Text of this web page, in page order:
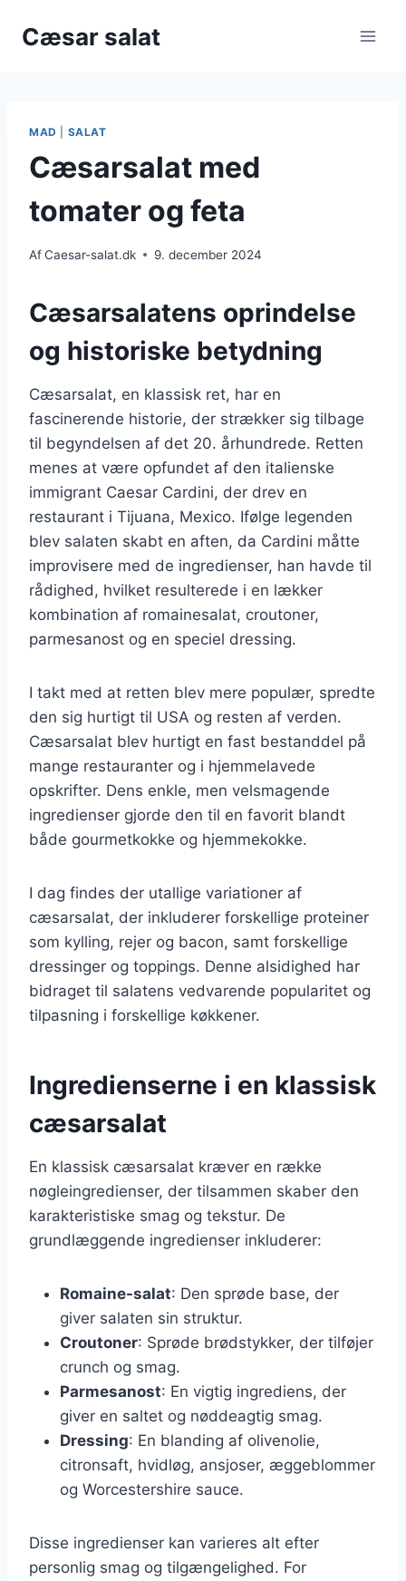
Cæsar salat
MAD SALAT
Cæsarsalat med
tomater og feta
AfCaesar-salat.dk 9. december 2024
Cæsarsalatens oprindelse
og historiske betydning
Cæsarsalat, en klassisk ret, har en
fascinerende historie, der strækker sig tilbage
til begyndelsen af det 20. århundrede. Retten
menes at være opfundet af den italienske
immigrant Caesar Cardini, der drev en
restaurant i Tijuana, Mexico. Ifølge legenden
blev salaten skabt en aften, da Cardini måtte
improvisere med de ingredienser, han havde til
rådighed, hvilket resulterede i en lækker
kombination af romainesalat, croutoner,
parmesanost og en speciel dressing.
I takt med at retten blev mere populær, spredte
den sig hurtigt til USA og resten af verden.
Cæsarsalat blev hurtigt en fast bestanddel på
mange restauranter og i hjemmelavede
opskrifter. Dens enkle, men velsmagende
ingredienser gjorde den til en favorit blandt
både gourmetkokke og hjemmekokke.
I dag findes der utallige variationer af
cæsarsalat, der inkluderer forskellige proteiner
som kylling, rejer og bacon, samt forskellige
dressinger og toppings. Denne alsidighed har
bidraget til salatens vedvarende popularitet og
tilpasning i forskellige køkkener.
Ingredienserne i en klassisk
cæsarsalat
En klassisk cæsarsalat kræver en række
nøgleingredienser, der tilsammen skaber den
karakteristiske smag og tekstur. De
grundlæggende ingredienser inkluderer:
Romaine-salat: Den sprøde base, der
giver salaten sin struktur.
Croutoner: Sprøde brødstykker, der tilføjer
crunch og smag.
Parmesanost: En vigtig ingrediens, der
giver en saltet og nøddeagtig smag.
Dressing: En blanding af olivenolie,
citronsaft, hvidløg, ansjoser, æggeblommer
og Worcestershire sauce.
Disse ingredienser kan varieres alt efter
personlig smag og tilgængelighed. For